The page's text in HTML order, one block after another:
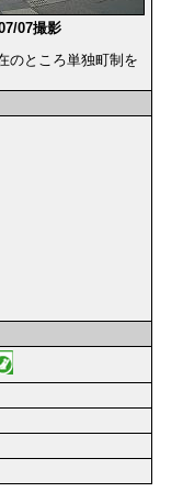
07撮影
のところ単独町制を